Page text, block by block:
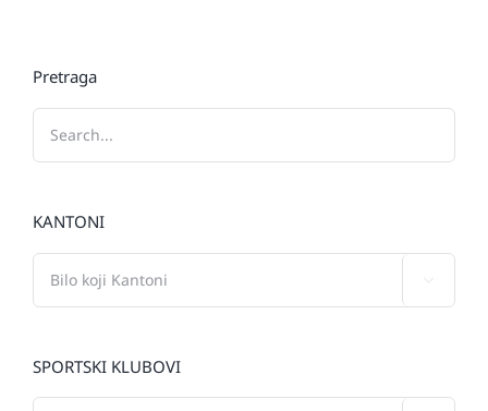
Pretraga
KANTONI
SPORTSKI KLUBOVI